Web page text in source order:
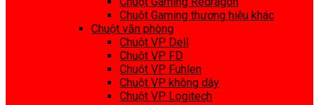
Chuột Gaming thương hiệu khác
Chuột văn phòng
Chuột VP Dell
Chuột VP FD
Chuột VP Fuhlen
Chuột VP không dây
Chuột VP Logitech